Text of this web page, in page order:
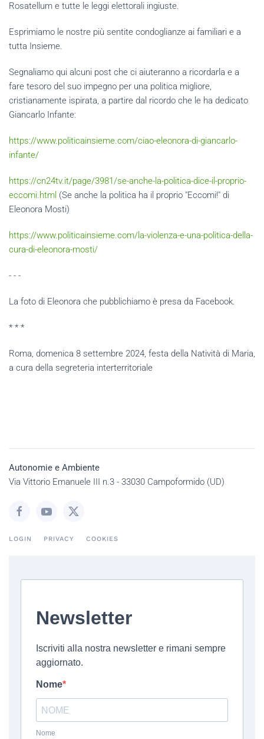
Rosatellum e tutte le leggi elettorali ingiuste.
Esprimiamo le nostre più sentite condoglianze ai familiari e a
tutta Insieme.
Segnaliamo qui alcuni post che ci aiuteranno a ricordarla e a
fare tesoro del suo impegno per una politica migliore,
cristianamente ispirata, a partire dal ricordo che le ha dedicato
Giancarlo Infante:
https://www.politicainsieme.com/ciao-eleonora-di-giancarlo-
infante/
https://cn24tv.it/page/3981/se-anche-la-politica-dice-il-proprio-
eccomi.html (Se anche la politica ha il proprio "Eccomi!" di
Eleonora Mosti)
https://www.politicainsieme.com/la-violenza-e-una-politica-della-
cura-di-eleonora-mosti/
- - -
La foto di Eleonora che pubblichiamo è presa da Facebook.
* * *
Roma, domenica 8 settembre 2024, festa della Natività di Maria,
a cura della segreteria interterritoriale
Autonomie e Ambiente
Via Vittorio Emanuele III n.3 - 33030 Campoformido (UD)
LOGIN PRIVACY COOKIES